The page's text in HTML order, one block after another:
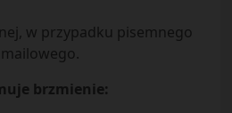
w przypadku pisemnego
brzmienie: